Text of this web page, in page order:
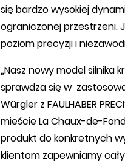
się bardzo wysokiej
ograniczonej przestrzeni.
poziom precyzji i
„Nasz nowy model silnika
sprawdza się w
Würgler z FAULHABER
mieście La Chaux-de-
produkt do konkretnych
klientom zapewniamy